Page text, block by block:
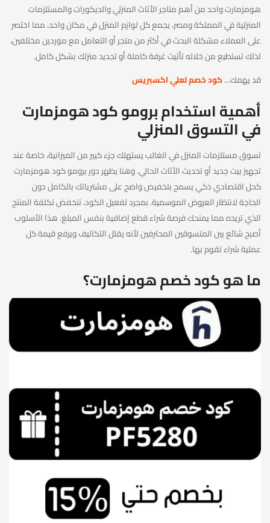
هومزمارت واحد من أهم متاجر الأثاث المنزلي والديكورات والمستلزمات
المنزلية في المملكة ومصر، يجمع كل لوازم المنزل في مكان واحد، مما اختصر
على العملاء مشكلة البحث في أكثر من متجر أو التعامل مع موردين مختلفين،
لذلك تستطيع من خلاله تأثيث غرفة كاملة أو تجديد منزلك بشكل كامل.
قد يهمك…كود خصم لعلي اكسبريس
أهمية استخدام برومو كود هومزمارت
في التسوق المنزلي
تسوق مستلزمات المنزل في الغالب يستهلك جزء كبير من الميزانية، خاصة عند
تجهيز بيت جديد أو تحديث الأثاث الحالي. وهنا يظهر دور برومو كود هومزمارت
كحل اقتصادي ذكي يسمح بتخفيض واضح على مشترياتك بالكامل دون
الحاجة لانتظار العروض الموسمية. بمجرد تفعيل الكود، تنخفض تكلفة المنتج
الذي تريده مما يمنحك فرصة شراء قطع إضافية بنفس المبلغ. هذا الأسلوب
أصبح شائع بين المتسوقين المحترفين لأنه يقلل التكاليف ويرفع قيمة كل
عملية شراء تقوم بها.
ما هو كود خصم هومزمارت؟